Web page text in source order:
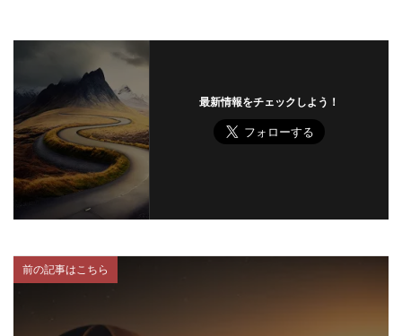
最新情報をチェックしよう！
前の記事はこちら